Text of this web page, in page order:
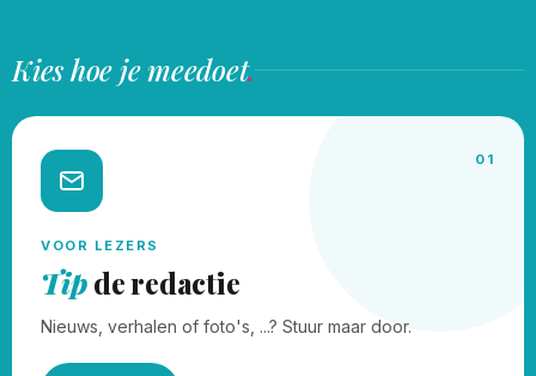
Kies hoe je meedoet.
01
VOOR LEZERS
Tipde redactie
Nieuws, verhalen of foto's, ...? Stuur maar door.